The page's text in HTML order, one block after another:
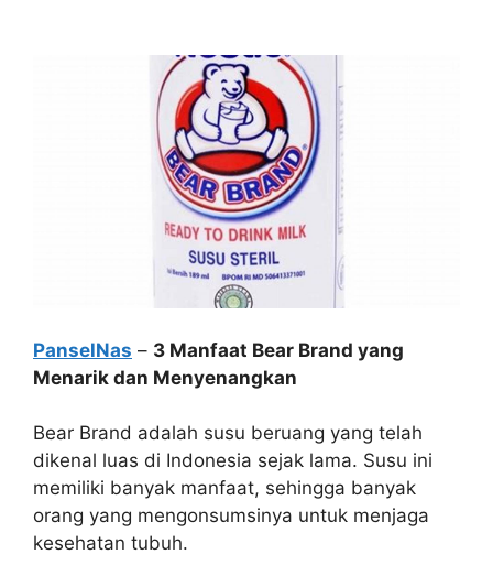
PanselNas – 3 Manfaat Bear Brand yang
Menarik dan Menyenangkan
Bear Brand adalah susu beruang yang telah
dikenal luas di Indonesia sejak lama. Susu ini
memiliki banyak manfaat, sehingga banyak
orang yang mengonsumsinya untuk menjaga
kesehatan tubuh.